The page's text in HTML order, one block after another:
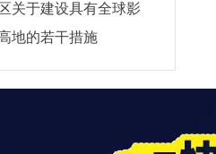
关于建设具有全球影
地的若干措施